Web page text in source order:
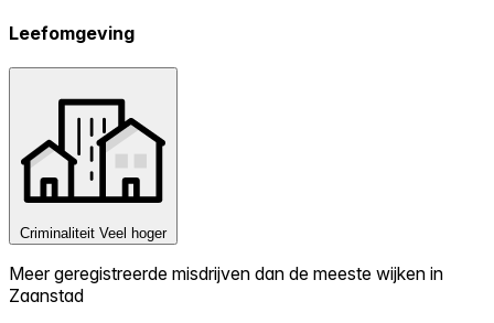
Leefomgeving
Criminaliteit Veel hoger
Meer geregistreerde misdrijven dan de meeste wijken in
Zaanstad